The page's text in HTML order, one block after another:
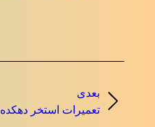
نوشته
بعدی
نوشته
بعدی:
تعمیرات استخر دهکده